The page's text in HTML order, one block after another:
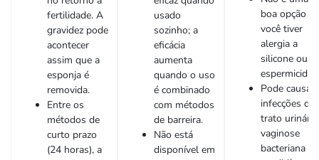
fertilidade. A
gravidez pode
acontecer
assim que a
esponja é
removida.
Entre os
métodos de
curto prazo
(24 horas), a
usado
sozinho; a
eficácia
aumenta
quando o uso
é combinado
com métodos
de barreira.
Não está
disponível em
boa opção se
você tiver
alergia a
silicone ou
espermicida.
Pode causar
infecções do
trato
vaginose
bacteriana ou